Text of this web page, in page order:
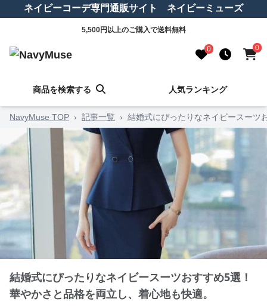
ネイビーコーデ専門通販サイト ネイビーミューズ
5,500円以上のご購入で送料無料
0 0
商品を検索する 人気ランキング
NavyMuse TOP › 記事一覧 › 結婚式にぴったりなネイビースーツ
結婚式にぴったりなネイビースーツおすすめ5選！
華やかさと品格を両立し、着心地も快適。